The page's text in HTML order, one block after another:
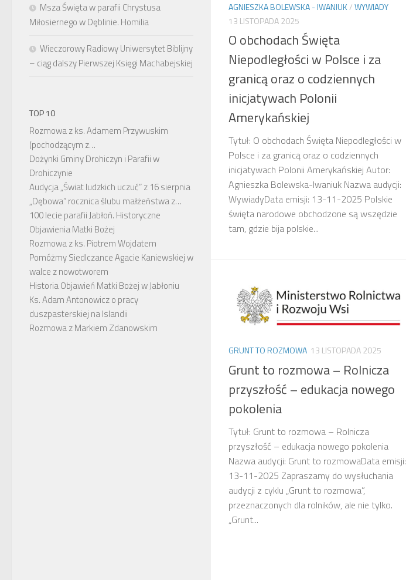
AGNIESZKA BOLEWSKA - IWANIUK/WYWIADY
13 LISTOPADA 2025
O obchodach Święta
Niepodległości w Polsce i za
granicą oraz o codziennych
inicjatywach Polonii
Amerykańskiej
Tytuł: O obchodach Święta Niepodległości w
Polsce i za granicą oraz o codziennych
inicjatywach Polonii Amerykańskiej Autor:
Agnieszka Bolewska-Iwaniuk Nazwa audycji:
WywiadyData emisji: 13-11-2025 Polskie
święta narodowe obchodzone są wszędzie
tam, gdzie bija polskie...
GRUNT TO ROZMOWA 13 LISTOPADA 2025
Grunt to rozmowa – Rolnicza
przyszłość – edukacja nowego
pokolenia
Tytuł: Grunt to rozmowa – Rolnicza
przyszłość – edukacja nowego pokolenia
Nazwa audycji: Grunt to rozmowaData emisji:
13-11-2025 Zapraszamy do wysłuchania
audycji z cyklu „Grunt to rozmowa”,
przeznaczonych dla rolników, ale nie tylko.
„Grunt...
Msza Święta w parafii Chrystusa
Miłosiernego w Dęblinie. Homilia
Wieczorowy Radiowy Uniwersytet Biblijny
– ciąg dalszy Pierwszej Księgi Machabejskiej
TOP 10
Rozmowa z ks. Adamem Przywuskim
(pochodzącym z…
Dożynki Gminy Drohiczyn i Parafii w
Drohiczynie
Audycja „Świat ludzkich uczuć” z 16 sierpnia
„Dębowa” rocznica ślubu małżeństwa z…
100 lecie parafii Jabłoń. Historyczne
Objawienia Matki Bożej
Rozmowa z ks. Piotrem Wojdatem
Pomóżmy Siedlczance Agacie Kaniewskiej w
walce z nowotworem
Historia Objawień Matki Bożej w Jabłoniu
Ks. Adam Antonowicz o pracy
duszpasterskiej na Islandii
Rozmowa z Markiem Zdanowskim